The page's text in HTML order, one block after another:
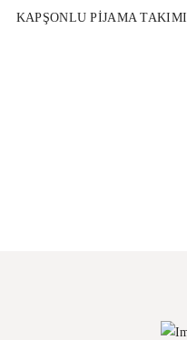
KAPŞONLU PIJAMA TAKIMI